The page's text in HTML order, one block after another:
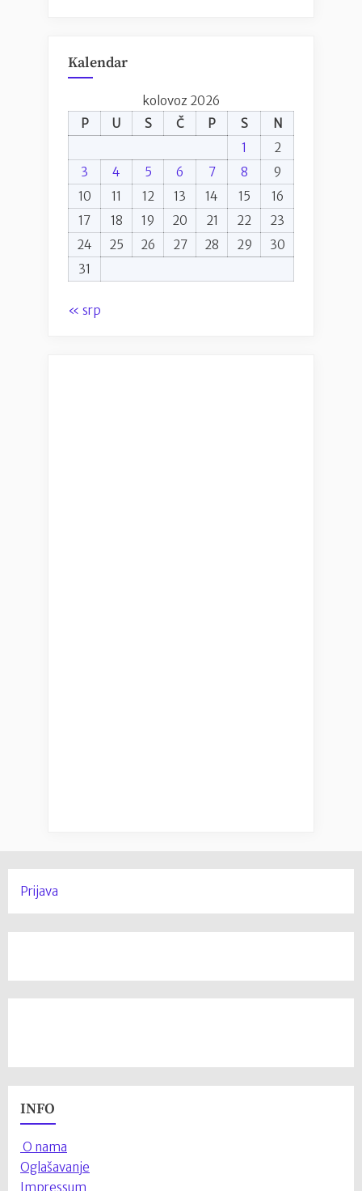
Kalendar
kolovoz 2026
P
U S Č P S
N
1
2
3
4 5 6 7 8
9
10
11 12 13 14 15
16
17
18 19 20 21 22
23
24
25 26 27 28 29
30
31
« srp
Prijava
INFO
O nama
Oglašavanje
Impressum